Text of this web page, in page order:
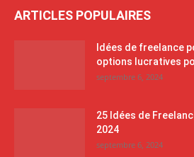
ARTICLES POPULAIRES
Idées de freelance
options lucratives
septembre 6, 2024
25 Idées de
2024
septembre 6, 2024